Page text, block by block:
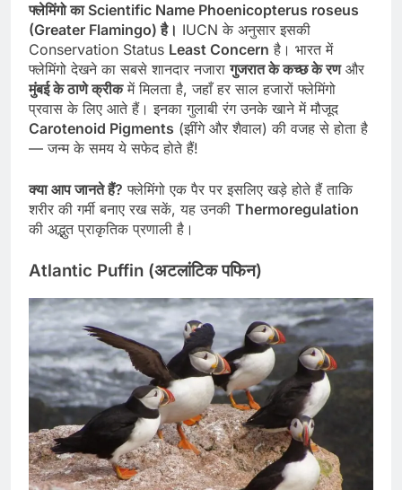
फ्लेमिंगो का Scientific Name Phoenicopterus roseus
(Greater Flamingo) है। IUCN के अनुसार इसकी
Conservation Status Least Concern है। भारत में
फ्लेमिंगो देखने का सबसे शानदार नजारागुजरात के कच्छ के रणऔर
मुंबई के ठाणे क्रीकमें मिलता है, जहाँ हर साल हजारों फ्लेमिंगो
प्रवास के लिए आते हैं। इनका गुलाबी रंग उनके खाने में मौजूद
Carotenoid Pigments (झींगे और शैवाल) की वजह से होता है
— जन्म के समय ये सफेद होते हैं!
क्या आप जानते हैं? फ्लेमिंगो एक पैर पर इसलिए खड़े होते हैं ताकि
शरीर की गर्मी बनाए रख सकें, यह उनकी Thermoregulation
की अद्भुत प्राकृतिक प्रणाली है।
Atlantic Puffin (अटलांटिक पफिन)